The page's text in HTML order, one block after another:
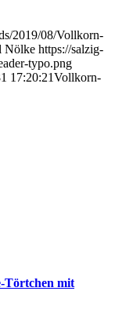
2019/08/Vollkorn-
Nölke https://salzig-
typo.png
17:20:21Vollkorn-
Törtchen mit